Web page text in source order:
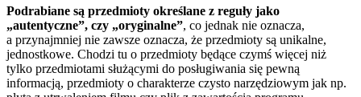
Podrabiane są przedmioty określane z reguły jako
„autentyczne”, czy „oryginalne”, co jednak nie oznacza,
a przynajmniej nie zawsze oznacza, że przedmioty są unikalne,
jednostkowe. Chodzi tu o przedmioty będące czymś więcej niż
tylko przedmiotami służącymi do posługiwania się pewną
informacją, przedmioty o charakterze czysto narzędziowym jak np.